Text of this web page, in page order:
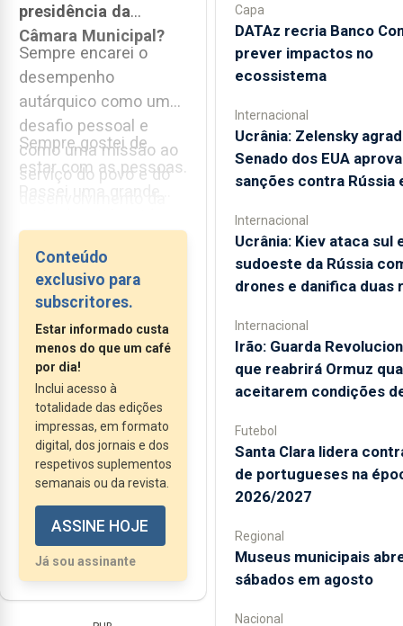
presidência da
Câmara Municipal?
Sempre encarei o
desempenho
autárquico como um
desafio pessoal e
como uma missão ao
serviço do povo e do
Sempre gostei de
estar com as pessoas.
concretamente 24
anos, num projeto de
freguesia, 16 dos
quais como presidente
de...
Conteúdo
exclusivo para
subscritores.
Estar informado custa
menos do que um café
por dia!
Inclui acesso à
totalidade das edições
impressas, em formato
digital, dos jornais e dos
respetivos suplementos
semanais ou da revista.
ASSINE HOJE
Já sou assinante
Capa
DATAz recria Banco
prever impactos no
ecossistema
Internacional
Ucrânia: Zelensky
Senado dos EUA
sanções contra Rússia
Internacional
Ucrânia: Kiev ataca sul
sudoeste da Rússia
drones e danifica duas
Internacional
Irão: Guarda
que reabrirá Ormuz
aceitarem condições
Futebol
Santa Clara lidera
de portugueses na
2026/2027
Regional
Museus municipais
sábados em agosto
Nacional